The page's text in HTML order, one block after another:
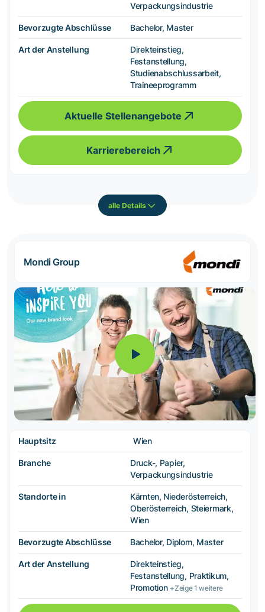
Verpackungsindustrie
Bevorzugte Abschlüsse Bachelor, Master
Art der Anstellung
Direkteinstieg,
Festanstellung,
Studienabschlussarbeit,
Traineeprogramm
Aktuelle Stellenangebote
Karrierebereich
alle Details
Mondi Group
Hauptsitz Wien
Branche
Druck-, Papier,
Verpackungsindustrie
Standorte in
Kärnten, Niederösterreich,
Oberösterreich, Steiermark,
Wien
Bevorzugte Abschlüsse Bachelor, Diplom, Master
Art der Anstellung
Direkteinstieg,
Festanstellung, Praktikum,
Promotion +Zeige 1 weitere